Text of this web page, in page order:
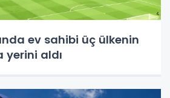
ev sahibi üç ülkenin
aldı